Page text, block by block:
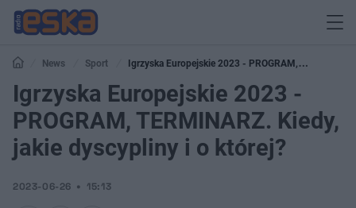
News Sport
Igrzyska Europejskie 2023 - PROGRAM,
TERMINARZ. Kiedy, jakie dyscypliny i o której?
Igrzyska Europejskie 2023 -
PROGRAM, TERMINARZ. Kiedy,
jakie dyscypliny i o której?
2023-06-26 15:13